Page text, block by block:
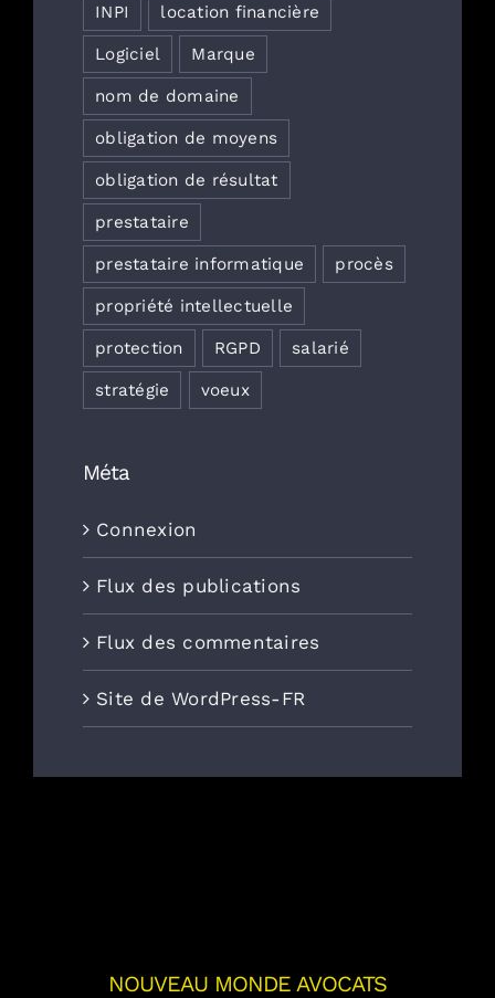
INPI location financière
Logiciel Marque
nom de domaine
obligation de moyens
obligation de résultat
prestataire
prestataire informatique procès
propriété intellectuelle
protection RGPD salarié
stratégie voeux
Méta
Connexion
Flux des publications
Flux des commentaires
Site de WordPress-FR
NOUVEAU MONDE AVOCATS